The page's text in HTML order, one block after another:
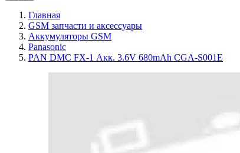
Главная
GSM запчасти и аксессуары
Аккумуляторы GSM
Panasonic
PAN DMC FX-1 Акк. 3.6V 680mAh CGA-S001E